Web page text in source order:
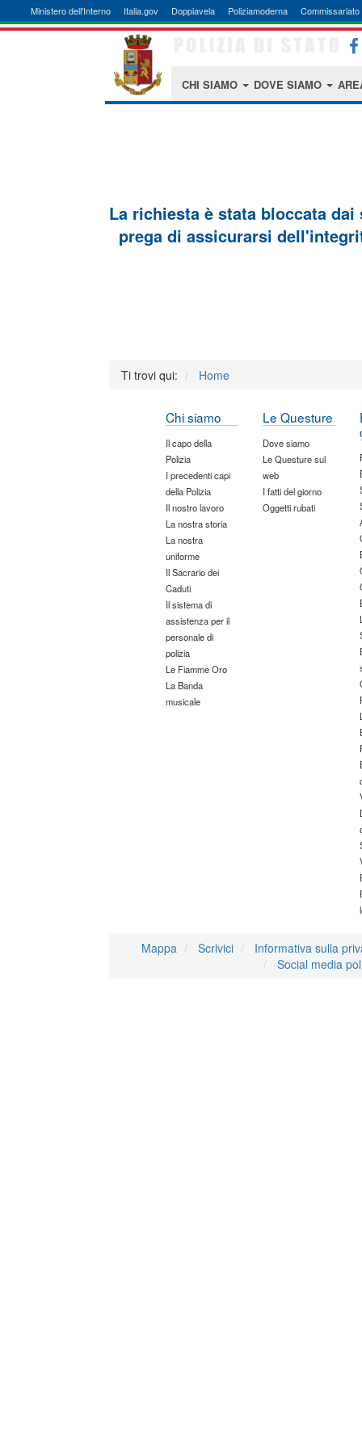
Ministero dell'Interno Italia.gov Doppiavela Poliziamoderna Commissariato
CHI SIAMO DOVE SIAMO
La richiesta è stata bloccata
prega di assicurarsi
Ti trovi qui: Home
Chi siamo
Il capo della
Polizia
I precedenti capi
della Polizia
Il nostro lavoro
La nostra storia
La nostra
uniforme
Il Sacrario dei
Caduti
Il sistema di
assistenza per il
personale di
polizia
Le Fiamme Oro
La Banda
musicale
Le Questure
Dove siamo
Le Questure sul
web
I fatti del giorno
Oggetti rubati
Mappa Scrivici
Informativa sulla
Social media